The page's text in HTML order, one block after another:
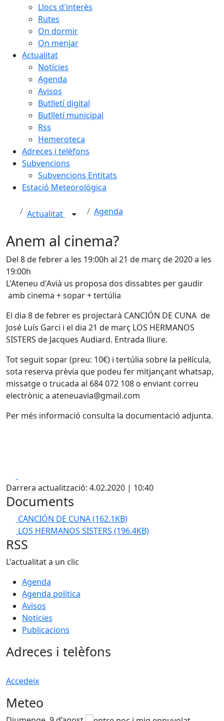
Llocs d'interès
Rutes
On dormir
On menjar
Actualitat
Notícies
Agenda
Avisos
Butlletí digital
Butlletí municipal
Rss
Hemeroteca
Adreces i telèfons
Subvencions
Subvencions Entitats
Estació Meteorològica
Actualitat Agenda
Anem al cinema?
Del 8 de febrer a les 19:00h al 21 de març de 2020 a les
19:00h
L'Ateneu d'Avià us proposa dos dissabtes per gaudir
amb cinema + sopar + tertúlia
El dia 8 de febrer es projectarà CANCIÓN DE CUNA de
José Luís Garci i el dia 21 de març LOS HERMANOS
SISTERS de Jacques Audiard. Entrada lliure.
Tot seguit sopar (preu: 10€) i tertúlia sobre la pel·lícula,
sota reserva prèvia que podeu fer mitjançant whatsap,
missatge o trucada al 684 072 108 o enviant correu
electrònic a ateneuavia@gmail.com
Per més informació consulta la documentació adjunta.
Darrera actualització: 4.02.2020 | 10:40
Documents
CANCIÓN DE CUNA(162.1KB)
LOS HERMANOS SISTERS (196.4KB)
RSS
L'actualitat a un clic
Agenda
Agenda política
Avisos
Notícies
Publicacions
Adreces i telèfons
Accedeix
Meteo